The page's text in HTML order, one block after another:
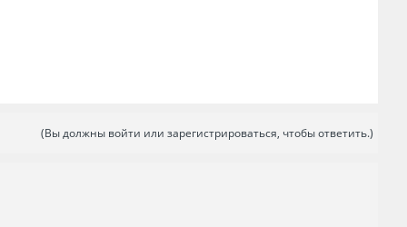
(Вы должны войти или зарегистрироваться, чтобы ответить.)